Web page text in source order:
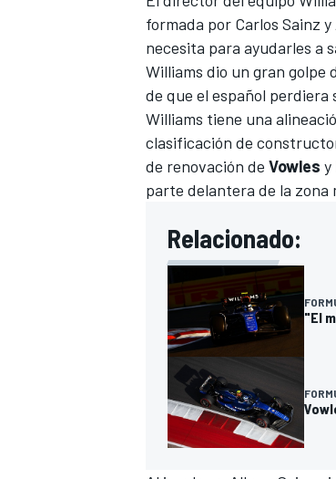
formada por Carlos Sainz y
necesita para ayudarles a
Williams dio un gran golpe
de que el español perdiera
Williams tiene una
clasificación de
de renovación de Vowles y
parte delantera de la zona
Relacionado:
"El